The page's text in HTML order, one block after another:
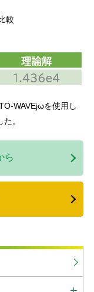
較
WAVEjωを使用し
。
ら